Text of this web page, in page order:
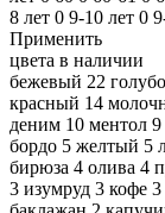
8 лет 0 9-10 лет 0
Применить
цвета в наличии
бежевый 22
красный 14
деним 10 ментол 9
бордо 5 желтый 5
бирюза 4 олива 4
3 изумруд 3 кофе 3